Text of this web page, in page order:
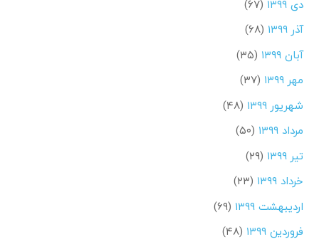
دی ۱۳۹۹
(۶۷)
آذر ۱۳۹۹
(۶۸)
آبان ۱۳۹۹
(۳۵)
مهر ۱۳۹۹
(۳۷)
شهریور ۱۳۹۹
(۴۸)
مرداد ۱۳۹۹
(۵۰)
تیر ۱۳۹۹
(۲۹)
خرداد ۱۳۹۹
(۲۳)
اردیبهشت ۱۳۹۹
(۶۹)
فروردین ۱۳۹۹
(۴۸)